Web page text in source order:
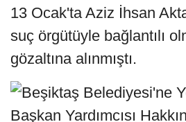
13 Ocak'ta Aziz İhsan
suç örgütüyle bağlantılı
gözaltına alınmıştı.